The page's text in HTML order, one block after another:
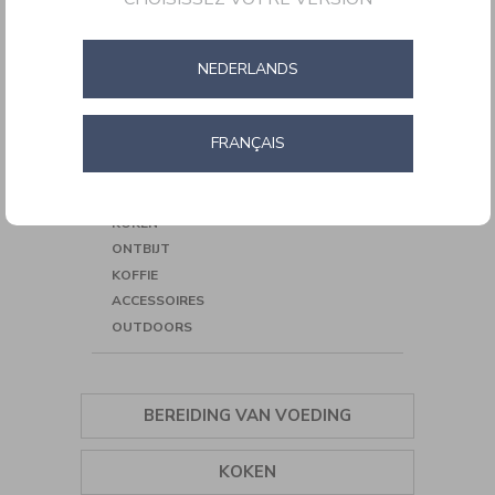
STYLE COLLECTION
CORDLESS
KOKEN
ONTBIJT
KOFFIE
ACCESSOIRES
OUTDOORS
BEREIDING VAN VOEDING
KOKEN
NEDERLANDS
FRANÇAIS